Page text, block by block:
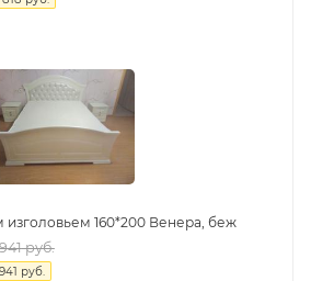
изголовьем 160*200 Венера, беж
руб.
руб.